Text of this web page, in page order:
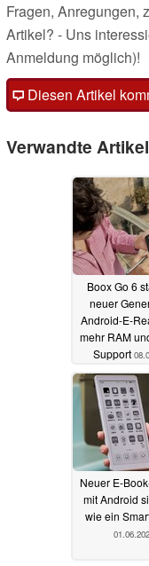
Fragen, Anregungen,
Artikel? - Uns
Anmeldung möglich)!
Diesen Artikel
Verwandte Artikel
Boox Go 6
neuer
Android-E-
mehr RAM
Support
Neuer E-
mit Android
wie ein